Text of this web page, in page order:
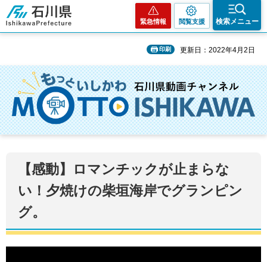
石川県
緊急情報 閲覧支援 検索メニュー
印刷 更新日：2022年4月2日
【感動】ロマンチックが止まらな
い！夕焼けの柴垣海岸でグランピン
グ。